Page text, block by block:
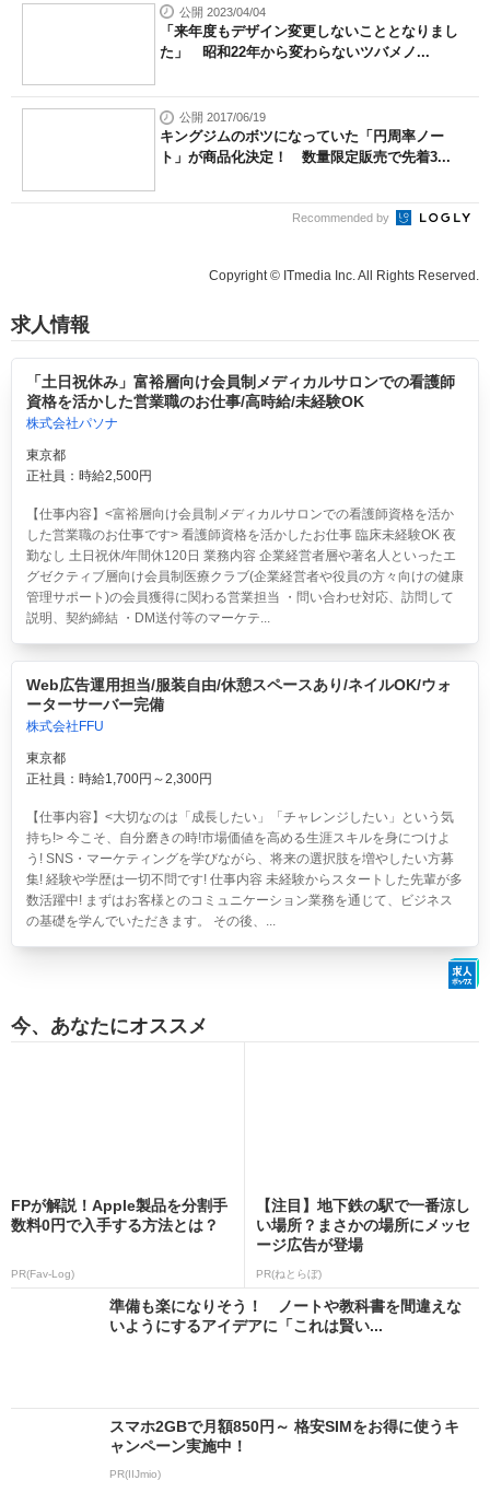
公開 2023/04/04
「来年度もデザイン変更しないこととなりまし
た」 昭和22年から変わらないツバメノ...
公開 2017/06/19
キングジムのボツになっていた「円周率ノー
ト」が商品化決定！ 数量限定販売で先着3...
Recommended by
Copyright © ITmedia Inc. All Rights Reserved.
求人情報
「土日祝休み」富裕層向け会員制メディカルサロンでの看護師
資格を活かした営業職のお仕事/高時給/未経験OK
株式会社パソナ
東京都
正社員：時給2,500円
【仕事内容】<富裕層向け会員制メディカルサロンでの看護師資格を活か
した営業職のお仕事です> 看護師資格を活かしたお仕事 臨床未経験OK 夜
勤なし 土日祝休/年間休120日 業務内容 企業経営者層や著名人といったエ
グゼクティブ層向け会員制医療クラブ(企業経営者や役員の方々向けの健康
管理サポート)の会員獲得に関わる営業担当 ・問い合わせ対応、訪問して
説明、契約締結 ・DM送付等のマーケテ...
Web広告運用担当/服装自由/休憩スペースあり/ネイルOK/ウォ
ーターサーバー完備
株式会社FFU
東京都
正社員：時給1,700円～2,300円
【仕事内容】<大切なのは「成長したい」「チャレンジしたい」という気
持ち!> 今こそ、自分磨きの時!市場価値を高める生涯スキルを身につけよ
う! SNS・マーケティングを学びながら、将来の選択肢を増やしたい方募
集! 経験や学歴は一切不問です! 仕事内容 未経験からスタートした先輩が多
数活躍中! まずはお客様とのコミュニケーション業務を通じて、ビジネス
の基礎を学んでいただきます。 その後、...
今、あなたにオススメ
FPが解説！Apple製品を分割手
数料0円で入手する方法とは？
PR(Fav-Log)
【注目】地下鉄の駅で一番涼し
い場所？まさかの場所にメッセ
ージ広告が登場
PR(ねとらぼ)
準備も楽になりそう！ ノートや教科書を間違えな
いようにするアイデアに「これは賢い...
スマホ2GBで月額850円～ 格安SIMをお得に使うキ
ャンペーン実施中！
PR(IIJmio)